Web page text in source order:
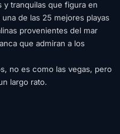
y tranquilas que figura en
de las 25 mejores playas
provenientes del mar
que admiran a los
no es como las vegas, pero
largo rato.